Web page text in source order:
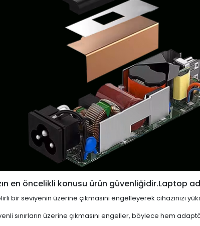
en öncelikli konusu ürün güvenliğidir.Laptop
bir seviyenin üzerine çıkmasını engelleyerek cihazınızı
sınırların üzerine çıkmasını engeller, böylece hem